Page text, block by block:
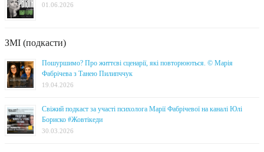
01.06.2026
ЗМІ (подкасти)
Пошуршимо? Про життєві сценарії, які повторюються. © Марія
Фабрічева з Танею Пилипччук
19.04.2026
Свіжий подкаст за участі психолога Марії Фабрічевої на каналі Юлі
Бориско #Жовтікеди
30.03.2026